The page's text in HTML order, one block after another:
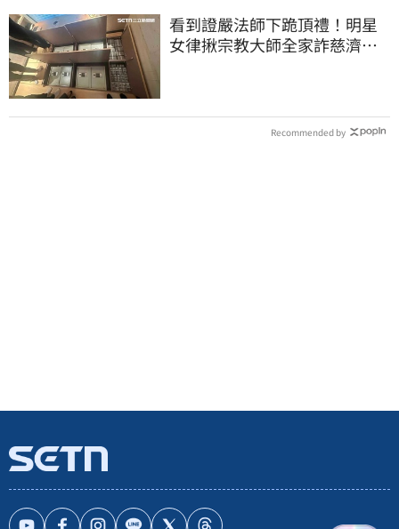
看到證嚴法師下跪頂禮！明星
女律揪宗教大師全家詐慈濟…
Recommended by